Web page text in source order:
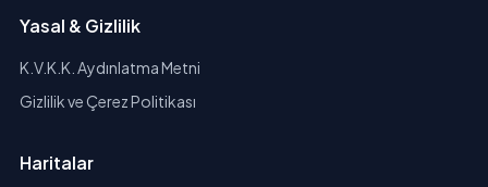
Yasal & Gizlilik
K.V.K.K. Aydınlatma Metni
Gizlilik ve Çerez Politikası
Haritalar